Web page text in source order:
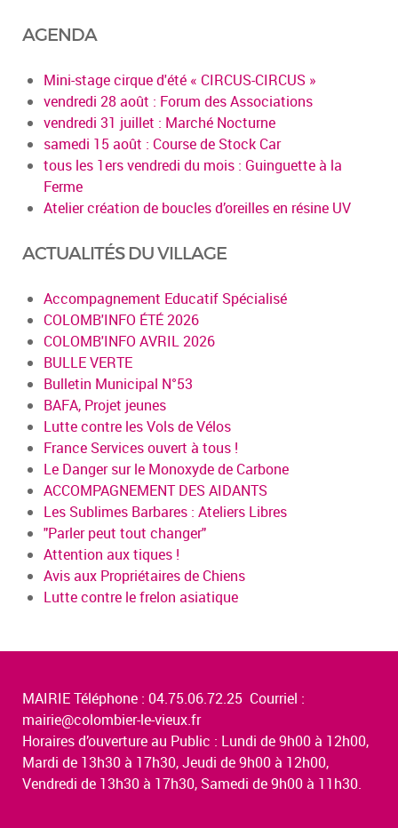
AGENDA
Mini-stage cirque d'été « CIRCUS-CIRCUS »
vendredi 28 août : Forum des Associations
vendredi 31 juillet : Marché Nocturne
samedi 15 août : Course de Stock Car
tous les 1ers vendredi du mois : Guinguette à la
Ferme
Atelier création de boucles d’oreilles en résine UV
ACTUALITÉS DU VILLAGE
Accompagnement Educatif Spécialisé
COLOMB'INFO ÉTÉ 2026
COLOMB'INFO AVRIL 2026
BULLE VERTE
Bulletin Municipal N°53
BAFA, Projet jeunes
Lutte contre les Vols de Vélos
France Services ouvert à tous !
Le Danger sur le Monoxyde de Carbone
ACCOMPAGNEMENT DES AIDANTS
Les Sublimes Barbares : Ateliers Libres
"Parler peut tout changer"
Attention aux tiques !
Avis aux Propriétaires de Chiens
Lutte contre le frelon asiatique
MAIRIE Téléphone : 04.75.06.72.25 Courriel :
mairie@colombier-le-vieux.fr
Horaires d’ouverture au Public : Lundi de 9h00 à 12h00,
Mardi de 13h30 à 17h30, Jeudi de 9h00 à 12h00,
Vendredi de 13h30 à 17h30, Samedi de 9h00 à 11h30.